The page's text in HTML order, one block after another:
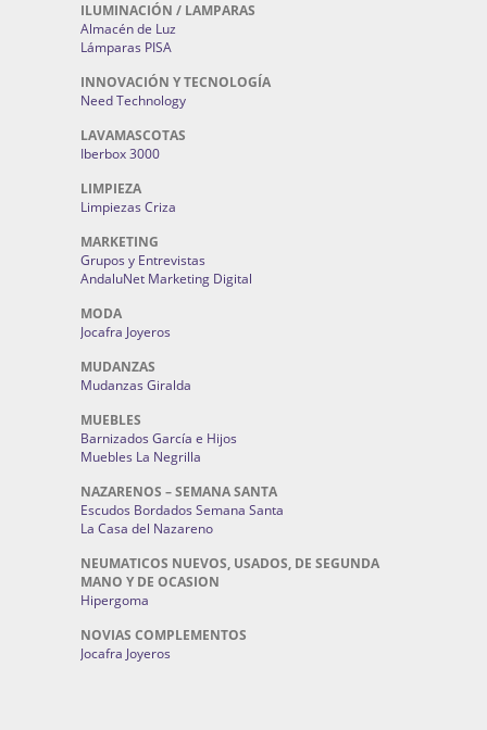
ILUMINACIÓN / LAMPARAS
Almacén de Luz
Lámparas PISA
INNOVACIÓN Y TECNOLOGÍA
Need Technology
LAVAMASCOTAS
Iberbox 3000
LIMPIEZA
Limpiezas Criza
MARKETING
Grupos y Entrevistas
AndaluNet Marketing Digital
MODA
Jocafra Joyeros
MUDANZAS
Mudanzas Giralda
MUEBLES
Barnizados García e Hijos
Muebles La Negrilla
NAZARENOS – SEMANA SANTA
Escudos Bordados Semana Santa
La Casa del Nazareno
NEUMATICOS NUEVOS, USADOS, DE SEGUNDA
MANO Y DE OCASION
Hipergoma
NOVIAS COMPLEMENTOS
Jocafra Joyeros